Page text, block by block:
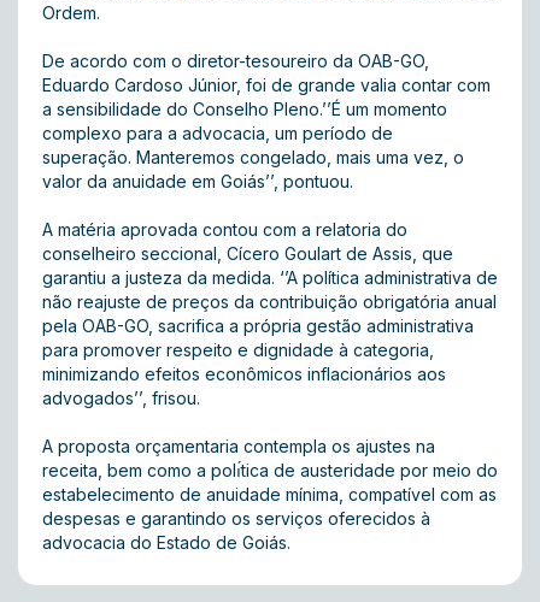
Ordem.
De acordo com o diretor-tesoureiro da OAB-GO,
Eduardo Cardoso Júnior, foi de grande valia contar com
a sensibilidade do Conselho Pleno.’’É um momento
complexo para a advocacia, um período de
superação. Manteremos congelado, mais uma vez, o
valor da anuidade em Goiás’’, pontuou.
A matéria aprovada contou com a relatoria do
conselheiro seccional, Cícero Goulart de Assis, que
garantiu a justeza da medida. ‘’A política administrativa de
não reajuste de preços da contribuição obrigatória anual
pela OAB-GO, sacrifica a própria gestão administrativa
para promover respeito e dignidade à categoria,
minimizando efeitos econômicos inflacionários aos
advogados’’, frisou.
A proposta orçamentaria contempla os ajustes na
receita, bem como a polı́tica de austeridade por meio do
estabelecimento de anuidade mínima, compatível com as
despesas e garantindo os serviços oferecidos à
advocacia do Estado de Goiás.